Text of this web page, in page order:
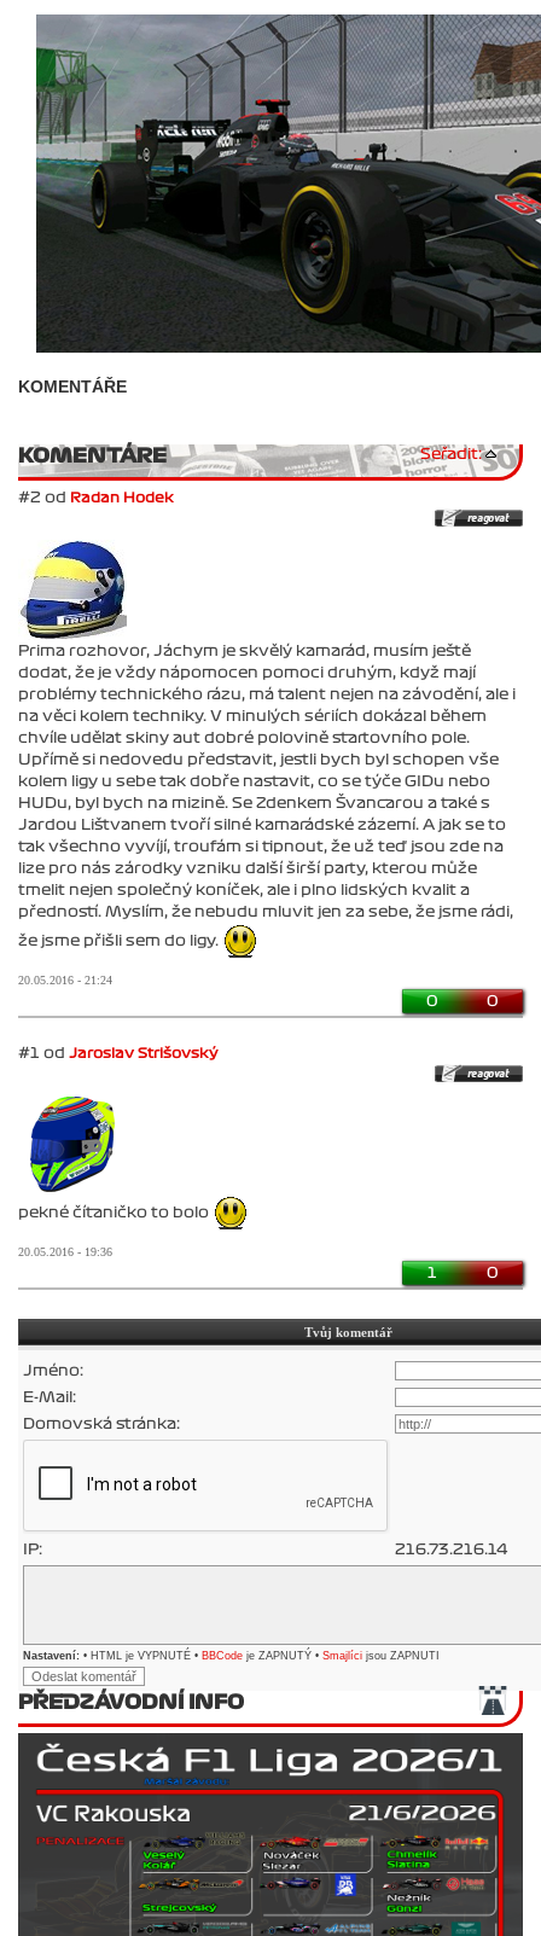
KOMENTÁŘE
KOMENTÁRE Seřadit:
#2 od Radan Hodek
Prima rozhovor, Jáchym je skvělý kamarád, musím ještě
dodat, že je vždy nápomocen pomoci druhým, když mají
problémy technického rázu, má talent nejen na závodění, ale i
na věci kolem techniky. V minulých sériích dokázal během
chvíle udělat skiny aut dobré polovině startovního pole.
Upřímě si nedovedu představit, jestli bych byl schopen vše
kolem ligy u sebe tak dobře nastavit, co se týče GIDu nebo
HUDu, byl bych na mizině. Se Zdenkem Švancarou a také s
Jardou Lištvanem tvoří silné kamarádské zázemí. A jak se to
tak všechno vyvíjí, troufám si tipnout, že už teď jsou zde na
lize pro nás zárodky vzniku další širší party, kterou může
tmelit nejen společný koníček, ale i plno lidských kvalit a
předností. Myslím, že nebudu mluvit jen za sebe, že jsme rádi,
že jsme přišli sem do ligy.
20.05.2016 - 21:24
0 0
#1 od Jaroslav Strišovský
pekné čítaničko to bolo
20.05.2016 - 19:36
1 0
Tvůj komentář
Jméno:
E-Mail:
Domovská stránka:
IP: 216.73.216.14
Nastavení: • HTML je VYPNUTÉ • BBCode je ZAPNUTÝ • Smajlíci jsou ZAPNUTI
PŘEDZÁVODNÍ INFO